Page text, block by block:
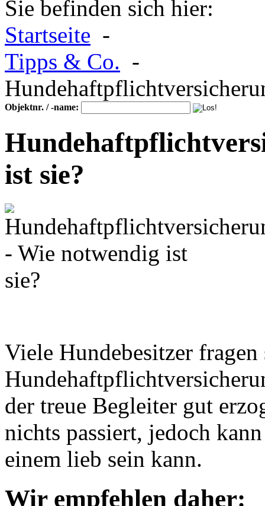
Sie befinden sich hier:
Startseite -
Tipps & Co. -
Objektnr. / -name:
ist sie?
Viele Hundebesitzer
der treue Begleiter gut
nichts passiert, jedoch
einem lieb sein kann.
Wir empfehlen daher: